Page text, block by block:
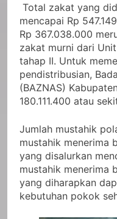
Total zakat yang
mencapai Rp
Rp 367.038.000
zakat murni dari
tahap II. Untuk
pendistribusian,
(BAZNAS)
180.111.400 atau
Jumlah mustahik
mustahik menerima
yang disalurkan
mustahik menerima
yang diharapkan
kebutuhan pokok